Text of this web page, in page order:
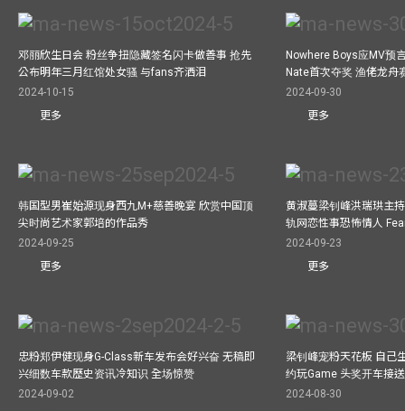
邓丽欣生日会 粉丝争扭隐藏签名闪卡做善事 抢先
公布明年三月红馆处女骚 与fans齐洒泪
2024-10-15
更多
Nowhere Boys应MV预
Nate首次夺奖 渔佬龙舟
2024-09-30
更多
韩国型男崔始源现身西九M+慈善晚宴 欣赏中国顶
尖时尚艺术家郭培的作品秀
2024-09-25
更多
黄淑蔓梁钊峰洪瑞珙主
轨网恋性事恐怖情人
2024-09-23
更多
忠粉郑伊健现身G-Class新车发布会好兴奋 无稿即
兴细数车款歷史资讯冷知识 全场惊赞
2024-09-02
梁钊峰宠粉天花板 自己
约玩Game 头奖开车接送
2024-08-30